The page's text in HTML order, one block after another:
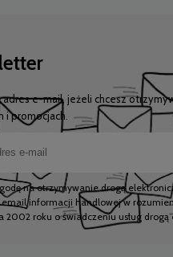
adres e-mail, jeżeli chcesz
i promocjach.
na otrzymywanie drogą
informacji handlowej w
2002 roku o świadczeniu usług